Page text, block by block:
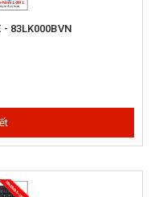
83LK000BVN